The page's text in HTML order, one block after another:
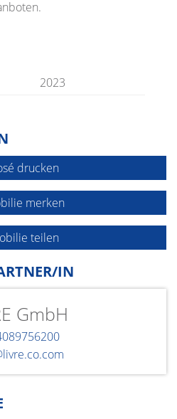
2023
drucken
merken
teilen
IN
GmbH